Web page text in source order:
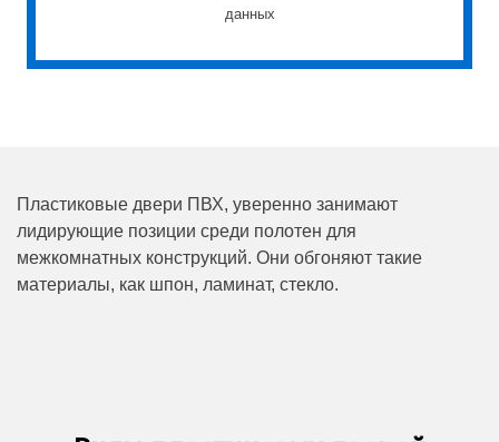
данных
Пластиковые двери ПВХ, уверенно занимают
лидирующие позиции среди полотен для
межкомнатных конструкций. Они обгоняют такие
материалы, как шпон, ламинат, стекло.